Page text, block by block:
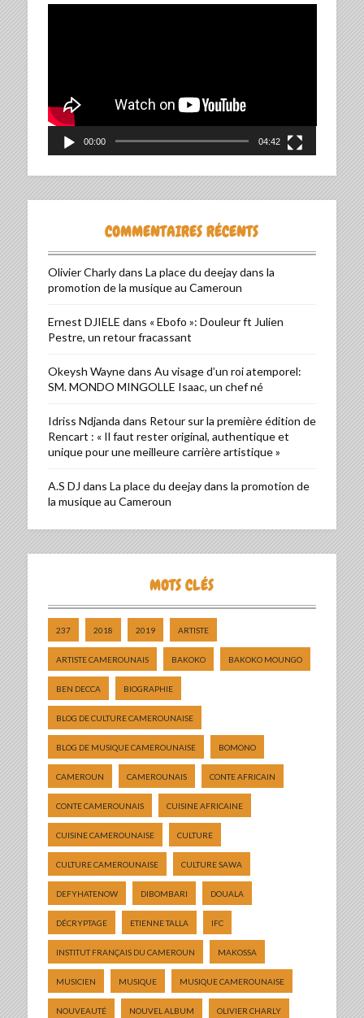
00:00 04:42
COMMENTAIRES RÉCENTS
Olivier Charlydans La place du deejay dans la
promotion de la musique au Cameroun
Ernest DJIELE dans « Ebofo »: Douleur ft Julien
Pestre, un retour fracassant
Okeysh Waynedans Au visage d’un roi atemporel:
SM. MONDO MINGOLLE Isaac, un chef né
Idriss Ndjanda dans Retour sur la première édition de
Rencart : « Il faut rester original, authentique et
unique pour une meilleure carrière artistique »
A.S DJ dans La place du deejay dans la promotion de
la musique au Cameroun
MOTS CLÉS
237 2018 2019 ARTISTE
ARTISTE CAMEROUNAIS BAKOKO BAKOKO MOUNGO
BEN DECCA BIOGRAPHIE
BLOG DE CULTURE CAMEROUNAISE
BLOG DE MUSIQUE CAMEROUNAISE BOMONO
CAMEROUN CAMEROUNAIS CONTE AFRICAIN
CONTE CAMEROUNAIS CUISINE AFRICAINE
CUISINE CAMEROUNAISE CULTURE
CULTURE CAMEROUNAISE CULTURE SAWA
DEFYHATENOW DIBOMBARI DOUALA
DÉCRYPTAGE ETIENNE TALLA IFC
INSTITUT FRANÇAIS DU CAMEROUN MAKOSSA
MUSICIEN MUSIQUE MUSIQUE CAMEROUNAISE
NOUVEAUTÉ NOUVEL ALBUM OLIVIER CHARLY